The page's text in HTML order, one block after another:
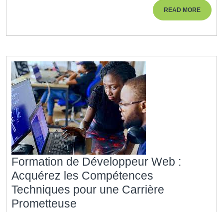
Une
Révolution
de
l’Apprentissage
READ MOREREAD
MORE
Formation de Développeur Web :
Acquérez les Compétences
Techniques pour une Carrière
Prometteuse